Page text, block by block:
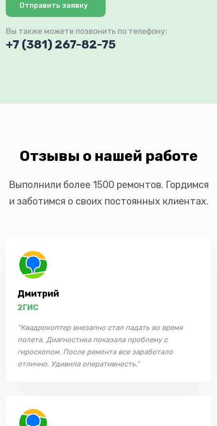
Отправить заявку
Вы также можете позвонить по телефону:
+7 (381) 267-82-75
Отзывы о нашей работе
Выполнили более 1500 ремонтов. Гордимся
и заботимся о своих постоянных клиентах.
Дмитрий
2ГИС
"Квадрокоптер внезапно стал падать во время
полета. Диагностика показала проблему с
гироскопом. После ремонта все заработало
отлично. Удивила оперативность."